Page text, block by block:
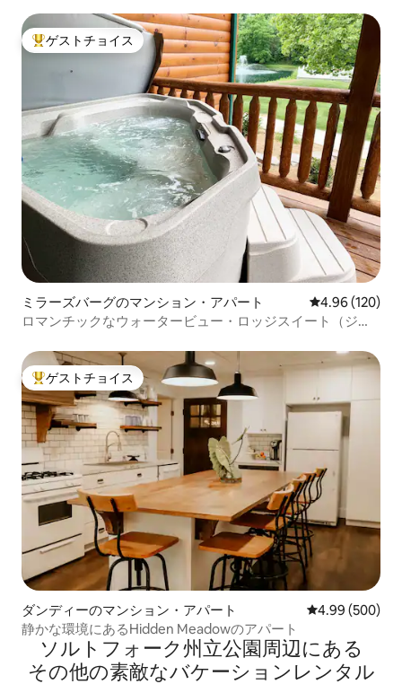
大好評のゲストチョイスです。
ゲストチョイス
ミラーズバーグのマンション・アパート レビュー120
4.96 (120)
ロマンチックなウォータービュー・ロッジスイート（ジャ
大好評のゲストチョイスです。
ゲストチョイス
ダンディーのマンション・アパート レビュー500
4.99 (500)
静かな環境にあるHidden Meadowのアパート
ソルトフォーク州立公園⁠周⁠辺⁠に⁠あ⁠る
そ⁠の⁠他⁠の素⁠敵⁠なバ⁠ケ⁠ー⁠シ⁠ョ⁠ン⁠レ⁠ン⁠タ⁠ル